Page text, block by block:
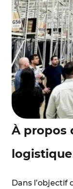
À propos
logistique
Dans l’objectif